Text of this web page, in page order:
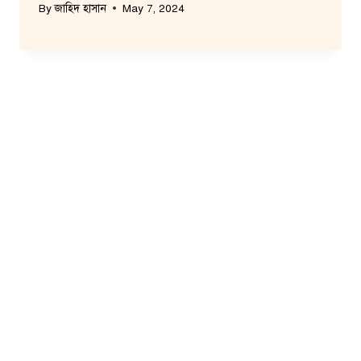
Byজাহিদ হাসান May 7, 2024